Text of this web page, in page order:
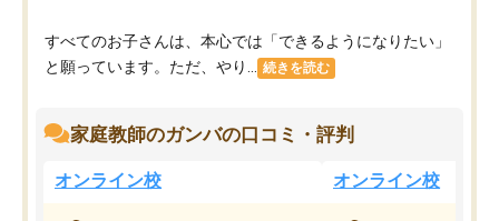
すべてのお子さんは、本心では「できるようになりたい」
と願っています。ただ、やり...
続きを読む
家庭教師のガンバの口コミ・評判
オンライン校 オンライン校